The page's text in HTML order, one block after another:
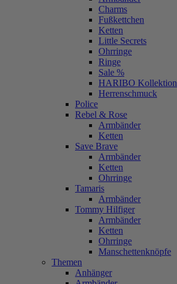
Charms
Fußkettchen
Ketten
Little Secrets
Ohrringe
Ringe
Sale %
HARIBO Kollektion
Herrenschmuck
Police
Rebel & Rose
Armbänder
Ketten
Save Brave
Armbänder
Ketten
Ohrringe
Tamaris
Armbänder
Tommy Hilfiger
Armbänder
Ketten
Ohrringe
Manschettenknöpfe
Themen
Anhänger